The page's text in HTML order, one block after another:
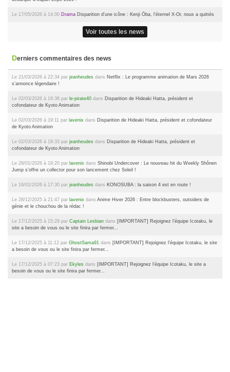
Le 17/05/2026 à 14:00 Drama Disparition d'une icône : Kenji Ōba, l'éternel X-Or, nous a quittés
Voir toutes les news
Derniers commentaires des news
Le 21/03/2026 à 22:34 par jeanheudes dans Netflix : Le programme animation de Mars 2026
s’annonce légendaire !
Le 02/03/2026 à 19:38 par le-pirate40 dans Disparition de Hideaki Hatta, président et
cofondateur de Kyoto Animation
Le 02/03/2026 à 19:11 par lavenix dans Disparition de Hideaki Hatta, président et cofondateur
de Kyoto Animation
Le 02/03/2026 à 18:33 par jeanheudes dans Disparition de Hideaki Hatta, président et
cofondateur de Kyoto Animation
Le 28/01/2026 à 19:20 par lavenix dans Shinobi Undercover : Le nouveau hit du Weekly Shônen
Jump s’offre un collector pour son lancement chez Soleil !
Le 16/01/2026 à 17:30 par jeanheudes dans KONOSUBA : la saison 4 est en route !
Le 28/12/2025 à 21:47 par lavenix dans Anime Hiver 2026 : Entre blockbusters, outsiders de
génie et le chouchou de la rédac !
Le 17/12/2025 à 15:29 par Captain Lesbian dans [IMPORTANT] Rejoignez l'équipe Icotaku, le
site a besoin de vous ou le site finira par fermer...
Le 17/12/2025 à 11:12 par GhostSama91 dans [IMPORTANT] Rejoignez l'équipe Icotaku, le site
a besoin de vous ou le site finira par fermer...
Le 17/12/2025 à 07:23 par Ekyles dans [IMPORTANT] Rejoignez l'équipe Icotaku, le site a
besoin de vous ou le site finira par fermer...